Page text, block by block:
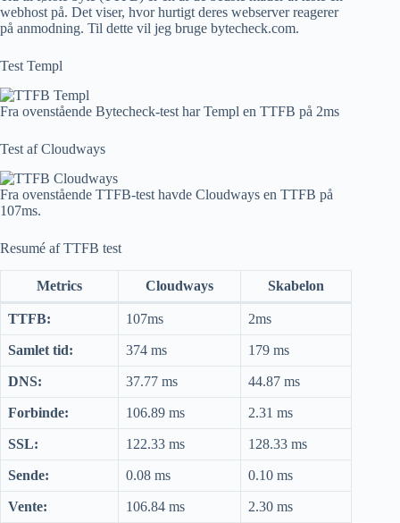
webhost på. Det viser, hvor hurtigt deres webserver reagerer
på anmodning. Til dette vil jeg bruge bytecheck.com.
Test Templ
Fra ovenstående Bytecheck-test har Templ en TTFB på 2ms
Test af Cloudways
Fra ovenstående TTFB-test havde Cloudways en TTFB på
107ms.
Resumé af TTFB test
Metrics Cloudways Skabelon
TTFB: 107ms 2ms
Samlet tid: 374 ms 179 ms
DNS: 37.77 ms 44.87 ms
Forbinde: 106.89 ms 2.31 ms
SSL: 122.33 ms 128.33 ms
Sende: 0.08 ms 0.10 ms
Vente: 106.84 ms 2.30 ms